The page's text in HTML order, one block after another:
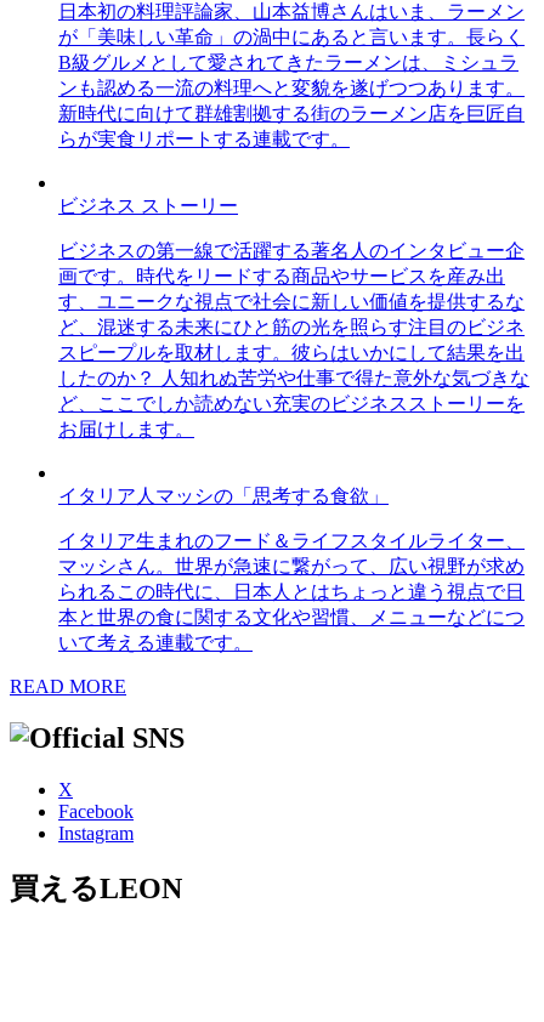
日本初の料理評論家、山本益博さんはいま、ラーメン
が「美味しい革命」の渦中にあると言います。長らく
B級グルメとして愛されてきたラーメンは、ミシュラ
ンも認める一流の料理へと変貌を遂げつつあります。
新時代に向けて群雄割拠する街のラーメン店を巨匠自
らが実食リポートする連載です。
ビジネス ストーリー
ビジネスの第一線で活躍する著名人のインタビュー企
画です。時代をリードする商品やサービスを産み出
す、ユニークな視点で社会に新しい価値を提供するな
ど、混迷する未来にひと筋の光を照らす注目のビジネ
スピープルを取材します。彼らはいかにして結果を出
したのか？ 人知れぬ苦労や仕事で得た意外な気づきな
ど、ここでしか読めない充実のビジネスストーリーを
お届けします。
イタリア人マッシの「思考する食欲」
イタリア生まれのフード＆ライフスタイルライター、
マッシさん。世界が急速に繋がって、広い視野が求め
られるこの時代に、日本人とはちょっと違う視点で日
本と世界の食に関する文化や習慣、メニューなどにつ
いて考える連載です。
READ MORE
X
Facebook
Instagram
買えるLEON